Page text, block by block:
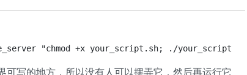
"chmod +x your_script.sh; ./your_script.sh"
写的地方，所以没有人可以摆弄它，然后再运行它